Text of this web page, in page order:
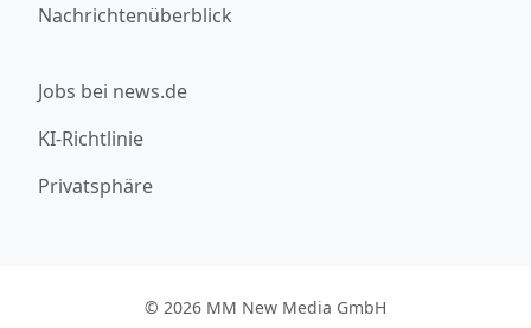
Nachrichtenüberblick
Jobs bei news.de
KI-Richtlinie
Privatsphäre
© 2026 MM New Media GmbH